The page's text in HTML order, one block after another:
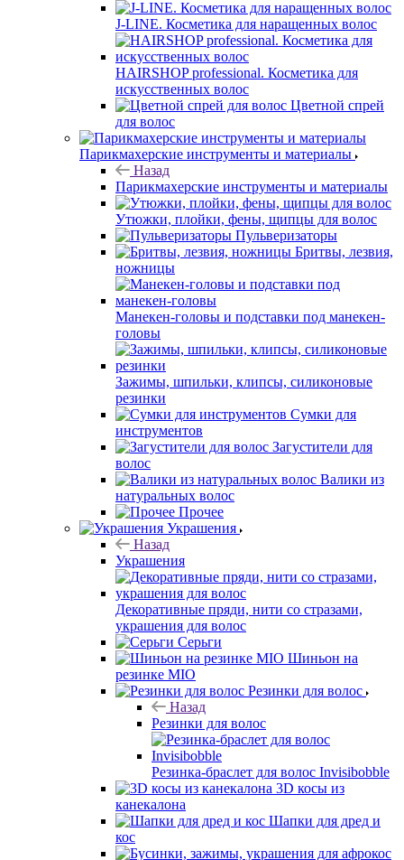
J-LINE. Косметика для наращенных волос
HAIRSHOP professional. Косметика для
искусственных волос
Цветной спрей
для волос
Парикмахерские инструменты и материалы
Назад
Парикмахерские инструменты и материалы
Утюжки, плойки, фены, щипцы для волос
Пульверизаторы
Бритвы, лезвия,
ножницы
Манекен-головы и подставки под манекен-
головы
Зажимы, шпильки, клипсы, силиконовые
резинки
Сумки для
инструментов
Загустители для
волос
Валики из
натуральных волос
Прочее
Украшения
Назад
Украшения
Декоративные пряди, нити со стразами,
украшения для волос
Серьги
Шиньон на
резинке MIO
Резинки для волос
Назад
Резинки для волос
Резинка-браслет для волос Invisibobble
3D косы из
канекалона
Шапки для дред и
кос